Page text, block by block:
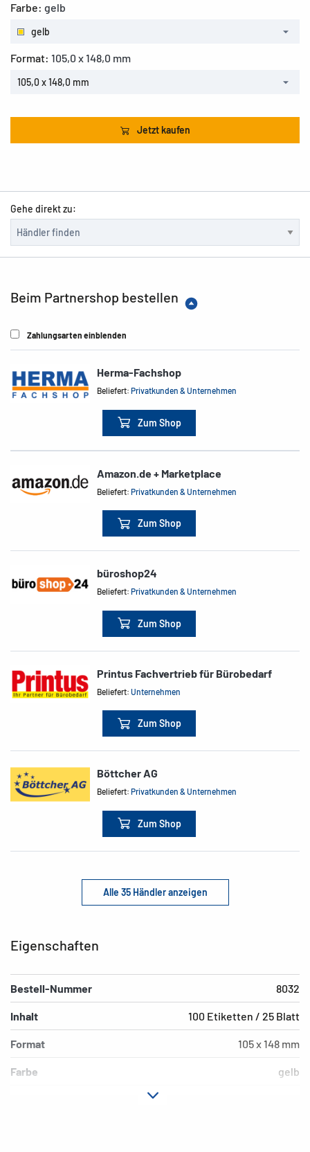
Farbe: gelb
gelb
Format: 105,0 x 148,0 mm
105,0 x 148,0 mm
Jetzt kaufen
Gehe direkt zu:
Beim Partnershop bestellen
Zahlungsarten einblenden
Herma-Fachshop
Beliefert:Privatkunden & Unternehmen
Zum Shop
Amazon.de + Marketplace
Beliefert:Privatkunden & Unternehmen
Zum Shop
büroshop24
Beliefert:Privatkunden & Unternehmen
Zum Shop
Printus Fachvertrieb für Bürobedarf
Beliefert:Unternehmen
Zum Shop
Böttcher AG
Beliefert:Privatkunden & Unternehmen
Zum Shop
Alle 35 Händler anzeigen
Eigenschaften
Bestell-Nummer 8032
Inhalt 100 Etiketten / 25 Blatt
Format 105 x 148 mm
Farbe gelb